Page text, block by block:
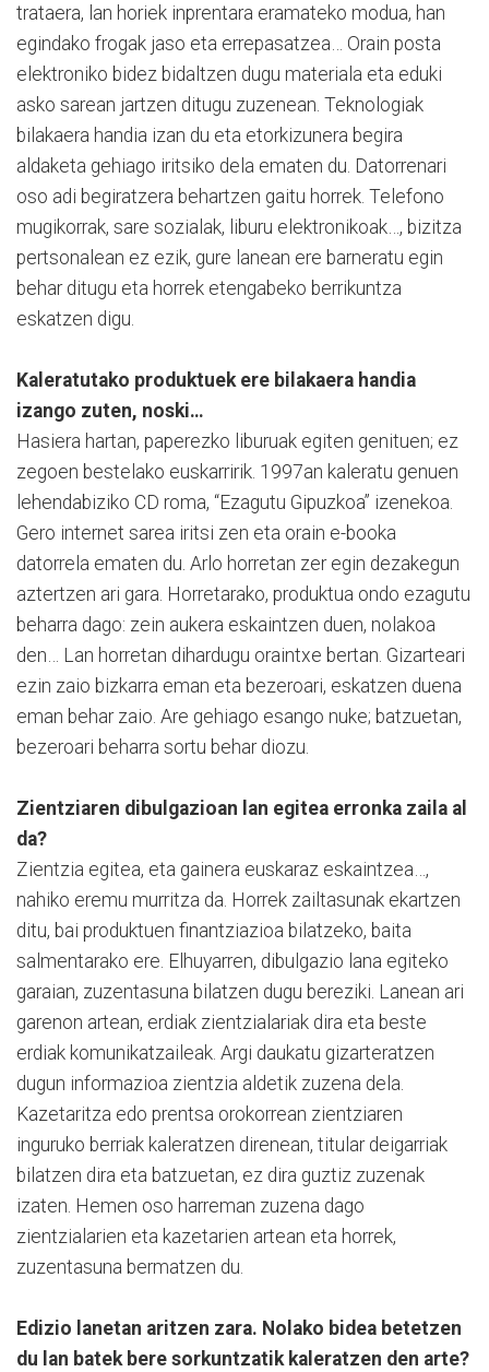
trataera, lan horiek inprentara eramateko modua, han
egindako frogak jaso eta errepasatzea… Orain posta
elektroniko bidez bidaltzen dugu materiala eta eduki
asko sarean jartzen ditugu zuzenean. Teknologiak
bilakaera handia izan du eta etorkizunera begira
aldaketa gehiago iritsiko dela ematen du. Datorrenari
oso adi begiratzera behartzen gaitu horrek. Telefono
mugikorrak, sare sozialak, liburu elektronikoak…, bizitza
pertsonalean ez ezik, gure lanean ere barneratu egin
behar ditugu eta horrek etengabeko berrikuntza
eskatzen digu.
Kaleratutako produktuek ere bilakaera handia
izango zuten, noski…
Hasiera hartan, paperezko liburuak egiten genituen; ez
zegoen bestelako euskarririk. 1997an kaleratu genuen
lehendabiziko CD roma, “Ezagutu Gipuzkoa” izenekoa.
Gero internet sarea iritsi zen eta orain e-booka
datorrela ematen du. Arlo horretan zer egin dezakegun
aztertzen ari gara. Horretarako, produktua ondo ezagutu
beharra dago: zein aukera eskaintzen duen, nolakoa
den… Lan horretan dihardugu oraintxe bertan. Gizarteari
ezin zaio bizkarra eman eta bezeroari, eskatzen duena
eman behar zaio. Are gehiago esango nuke; batzuetan,
bezeroari beharra sortu behar diozu.
Zientziaren dibulgazioan lan egitea erronka zaila al
da?
Zientzia egitea, eta gainera euskaraz eskaintzea…,
nahiko eremu murritza da. Horrek zailtasunak ekartzen
ditu, bai produktuen finantziazioa bilatzeko, baita
salmentarako ere. Elhuyarren, dibulgazio lana egiteko
garaian, zuzentasuna bilatzen dugu bereziki. Lanean ari
garenon artean, erdiak zientzialariak dira eta beste
erdiak komunikatzaileak. Argi daukatu gizarteratzen
dugun informazioa zientzia aldetik zuzena dela.
Kazetaritza edo prentsa orokorrean zientziaren
inguruko berriak kaleratzen direnean, titular deigarriak
bilatzen dira eta batzuetan, ez dira guztiz zuzenak
izaten. Hemen oso harreman zuzena dago
zientzialarien eta kazetarien artean eta horrek,
zuzentasuna bermatzen du.
Edizio lanetan aritzen zara. Nolako bidea betetzen
du lan batek bere sorkuntzatik kaleratzen den arte?